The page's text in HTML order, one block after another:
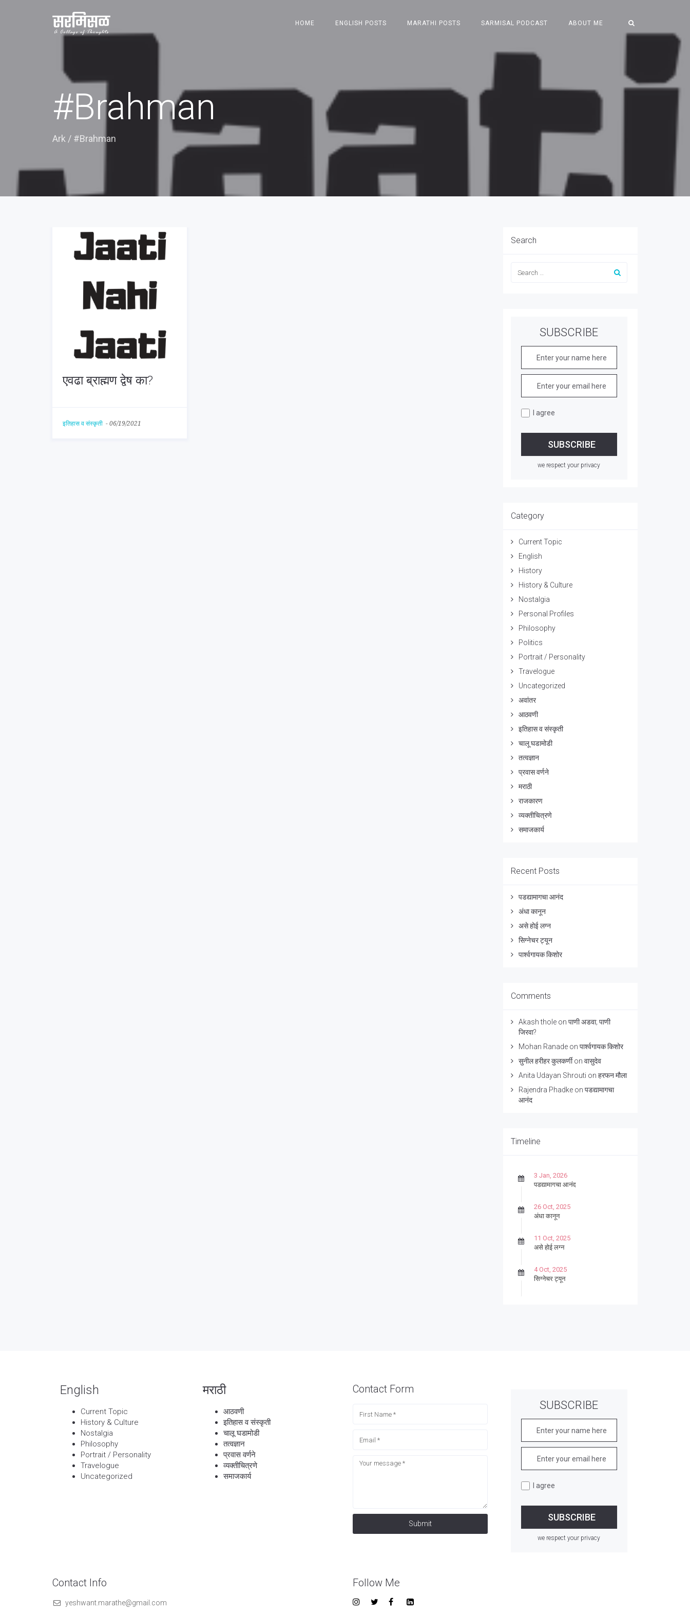
HOME ENGLISH POSTS MARATHI POSTS SARMISAL PODCAST ABOUT ME
#Brahman
Ark / #Brahman
एवढा ब्राह्मण द्वेष का?
इतिहास व संस्कृती - 06/19/2021
Search
SUBSCRIBE
I agree
we respect your privacy
Category
Current Topic
English
History
History & Culture
Nostalgia
Personal Profiles
Philosophy
Politics
Portrait / Personality
Travelogue
Uncategorized
अवांतर
आठवणी
इतिहास व संस्कृती
चालू घडामोडी
तत्वज्ञान
प्रवास वर्णने
मराठी
राजकारण
व्यक्तीचित्रणे
समाजकार्य
Recent Posts
पडद्यामागचा आनंद
अंधा कानून
असे होई लग्न
सिग्नेचर ट्यून
पार्श्वगायक किशोर
Comments
Akash tholeon पाणी अडवा; पाणी
जिरवा?
Mohan Ranadeon पार्श्वगायक किशोर
सुनील हरीहर कुलकर्णीon वासुदेव
Anita Udayan Shrouti on हरफन मौला
Rajendra Phadkeon पडद्यामागचा
आनंद
Timeline
3 Jan, 2026
पडद्यामागचा आनंद
26 Oct, 2025
अंधा कानून
11 Oct, 2025
असे होई लग्न
4 Oct, 2025
सिग्नेचर ट्यून
English
Current Topic
History & Culture
Nostalgia
Philosophy
Portrait / Personality
Travelogue
Uncategorized
मराठी
आठवणी
इतिहास व संस्कृती
चालू घडामोडी
तत्वज्ञान
प्रवास वर्णने
व्यक्तीचित्रणे
समाजकार्य
Contact Form
Submit
SUBSCRIBE
I agree
we respect your privacy
Contact Info
yeshwant.marathe@gmail.com
Follow Me